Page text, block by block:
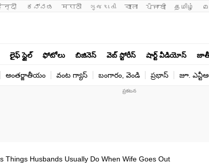
ಕನ್ನಡ मराठी ગુજરાતી বাংলা ਪੰਜਾਬੀ தமிழ்
లైఫ్ స్టైల్ ఫోటోలు బిజినెస్ వెబ్ స్టోరీస్ షార్ట్ వీడియోస్
అంతర్జాతీయం వంట గ్యాస్ బంగారం, వెండి ప్రభాస్ జూ.
Things Husbands Usually Do When Wife Goes Out